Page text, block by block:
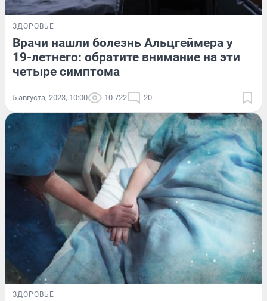
ЗДОРОВЬЕ
Врачи нашли болезнь Альцгеймера у
19-летнего: обратите внимание на эти
четыре симптома
5 августа, 2023, 10:00 10 722 20
ЗДОРОВЬЕ